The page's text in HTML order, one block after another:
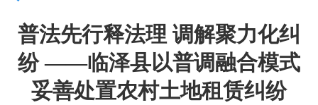
普法先行释法理 调解聚力化纠
纷 ——临泽县以普调融合模式
妥善处置农村土地租赁纠纷